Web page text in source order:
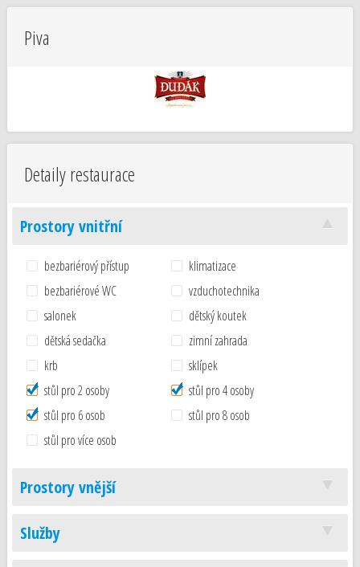
Piva
Detaily restaurace
Prostory vnitřní
bezbariérový přístup
klimatizace
bezbariérové WC
vzduchotechnika
salonek
dětský koutek
dětská sedačka
zimní zahrada
krb
sklípek
stůl pro 2 osoby
stůl pro 4 osoby
stůl pro 6 osob
stůl pro 8 osob
stůl pro více osob
Prostory vnější
Služby